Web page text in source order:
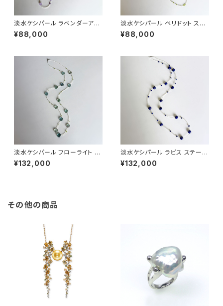
淡水ケシパール ラベンダーアメ
シスト ステーションネックレス
¥88,000
淡水ケシパール ペリドット ステ
ーションネックレス
¥88,000
淡水ケシパール フローライト ペ
リドット ステーションネックレス
¥132,000
淡水ケシパール ラピス ステーシ
ョンネックレス
¥132,000
その他の商品